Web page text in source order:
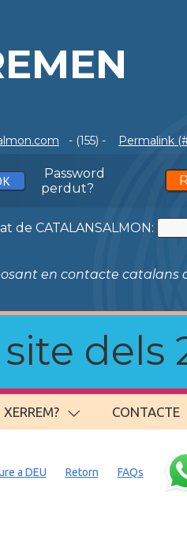
- (155) - Permalink
Password
perdut?
de CATALANSALMON:
en contacte catalans
dels
XERREM? CONTACTE
a DEU Retorn FAQs